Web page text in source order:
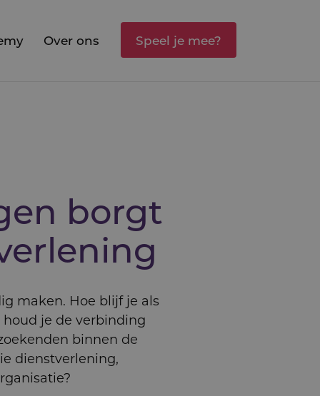
Over ons Speel je mee?
borgt
maken. Hoe blijf je als
je de verbinding
binnen de
dienstverlening,